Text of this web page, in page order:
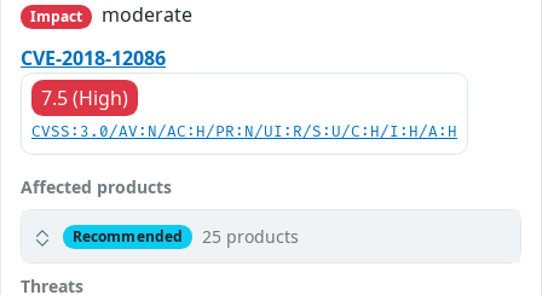
Impact
moderate
CVE-2018-12086
7.5 (High)
CVSS:3.0/AV:N/AC:H/PR:N/UI:R/S:U/C:H/I:H/A:H
Affected products
Recommended 25 products
Threats